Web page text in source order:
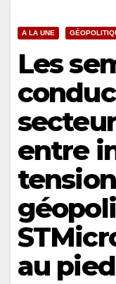
A LA UNE
Les
entre
au